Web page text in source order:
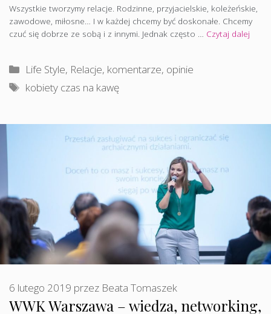
Wszystkie tworzymy relacje. Rodzinne, przyjacielskie, koleżeńskie,
zawodowe, miłosne… I w każdej chcemy być doskonałe. Chcemy
czuć się dobrze ze sobą i z innymi. Jednak często … Czytaj dalej
Kategorie
Life Style, Relacje, komentarze, opinie
Tagi
kobiety czas na kawę
WWK Warszawa – wiedza, networking,
6 lutego 2019 przez Beata Tomaszek